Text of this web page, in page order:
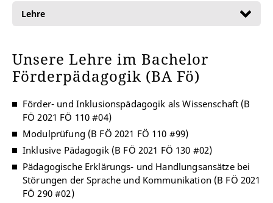
Lehre
Unsere Lehre im Bachelor
Förderpädagogik (BA Fö)
Förder- und Inklusionspädagogik als Wissenschaft (B
FÖ 2021 FÖ 110 #04)
Modulprüfung (B FÖ 2021 FÖ 110 #99)
Inklusive Pädagogik (B FÖ 2021 FÖ 130 #02)
Pädagogische Erklärungs- und Handlungsansätze bei
Störungen der Sprache und Kommunikation (B FÖ 2021
FÖ 290 #02)